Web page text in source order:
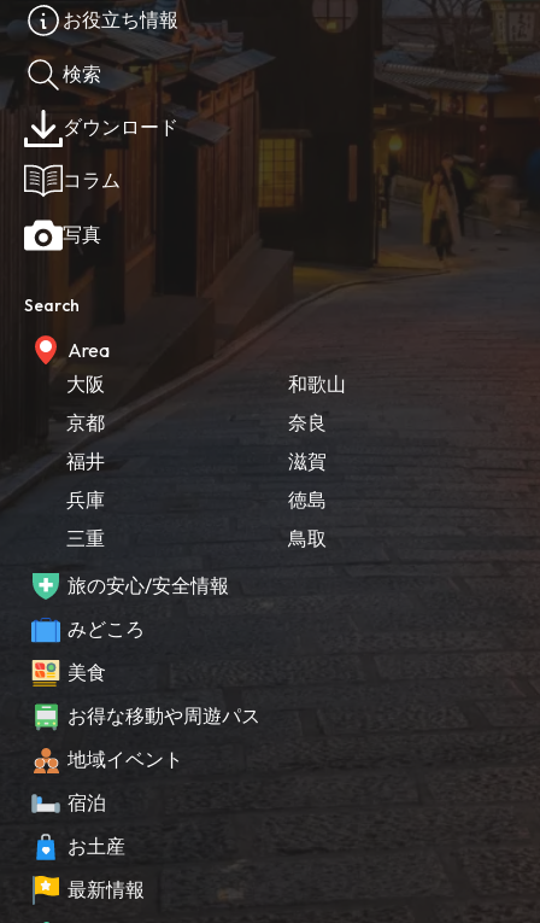
お役立ち情報
検索
ダウンロード
コラム
写真
Search
Area
大阪
京都
福井
兵庫
三重
和歌山
奈良
滋賀
徳島
鳥取
旅の安心/安全情報
みどころ
美食
お得な移動や周遊パス
地域イベント
宿泊
お土産
最新情報